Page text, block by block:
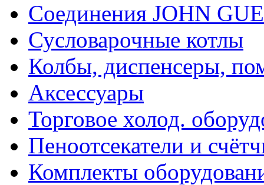
Соединения JOHN
Сусловарочные котлы
Колбы, диспенсеры,
Аксессуары
Торговое холод.
Пеноотсекатели и
Комплекты